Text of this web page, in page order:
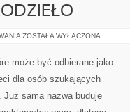
WIEJSKA
DIY
I
ZOSTAŁA WYŁĄCZONA
może być odbierane jako
dla osób szukających
sama nazwa buduje